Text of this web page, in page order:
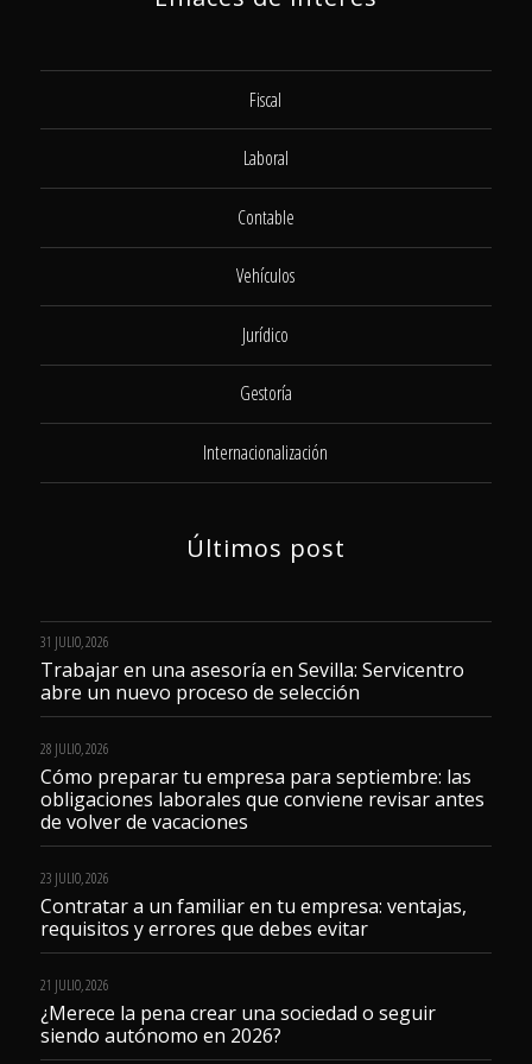
Fiscal
Laboral
Contable
Vehículos
Jurídico
Gestoría
Internacionalización
Últimos post
31 JULIO, 2026
Trabajar en una asesoría en Sevilla: Servicentro
abre un nuevo proceso de selección
28 JULIO, 2026
Cómo preparar tu empresa para septiembre: las
obligaciones laborales que conviene revisar antes
de volver de vacaciones
23 JULIO, 2026
Contratar a un familiar en tu empresa: ventajas,
requisitos y errores que debes evitar
21 JULIO, 2026
¿Merece la pena crear una sociedad o seguir
siendo autónomo en 2026?